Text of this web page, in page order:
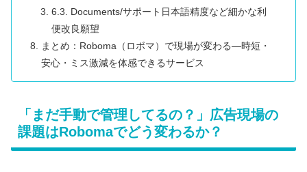
6.3. Documents/サポート日本語精度など細かな利
便改良願望
まとめ：Roboma（ロボマ）で現場が変わる―時短・
安心・ミス激減を体感できるサービス
「まだ手動で管理してるの？」広告現場の
課題はRobomaでどう変わるか？